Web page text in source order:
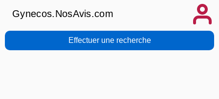
Gynecos.NosAvis.com
Effectuer une recherche